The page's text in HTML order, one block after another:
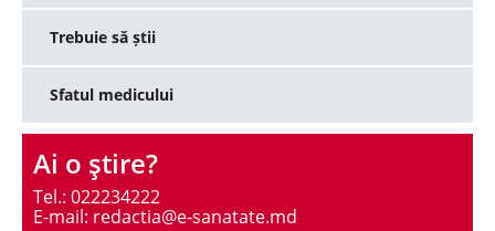
Trebuie să știi
Sfatul medicului
Ai o ştire?
Tel.: 022234222
E-mail: redactia@e-sanatate.md